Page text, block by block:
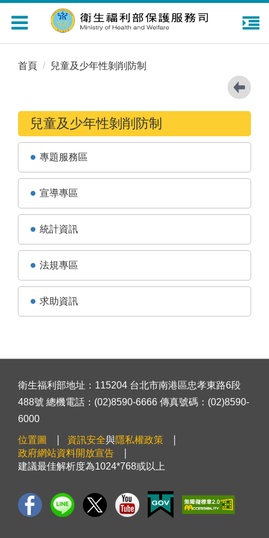
Toggle
navigation
首頁 兒童及少年性剝削防制
兒童及少年性剝削防制
專題服務區
宣導專區
統計資訊
法規專區
求助資訊
衛生福利部地址：115204 台北市南港區忠孝東路6段
488號 總機電話：(02)8590-6666 傳真號碼：(02)8590-
6000
位置圖 資訊安全與隱私權政策
政府網站資料開放宣告
建議最佳解析度為1024*768或以上